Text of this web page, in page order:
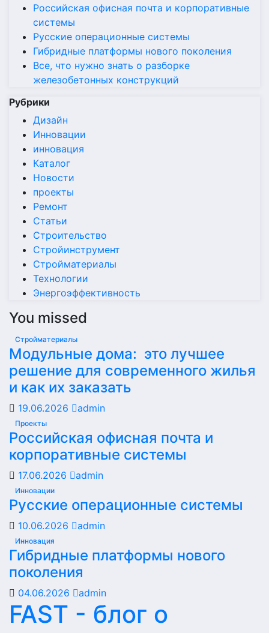
Российская офисная почта и корпоративные
системы
Русские операционные системы
Гибридные платформы нового поколения
Все, что нужно знать о разборке
железобетонных конструкций
Рубрики
Дизайн
Инновации
инновация
Каталог
Новости
проекты
Ремонт
Статьи
Строительство
Стройинструмент
Стройматериалы
Технологии
Энергоэффективность
You missed
Стройматериалы
Модульные дома: это лучшее
решение для современного жилья
и как их заказать
19.06.2026 admin
Проекты
Российская офисная почта и
корпоративные системы
17.06.2026 admin
Инновации
Русские операционные системы
10.06.2026 admin
Инновация
Гибридные платформы нового
поколения
04.06.2026 admin
FAST - блог о